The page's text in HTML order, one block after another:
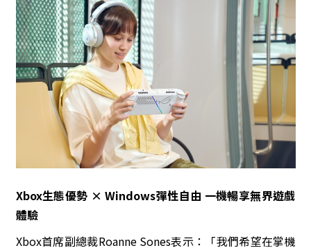
Xbox生態優勢 × Windows彈性自由 一機暢享無界遊戲
體驗
Xbox首席副總裁Roanne Sones表示：「我們希望在掌機